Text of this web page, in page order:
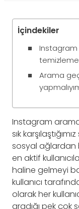
İçindekiler
Arama
Instagram
sık
sosyal ağlardan
en aktif
haline gelmeyi
kullanıcı
olarak her
aradığı pek